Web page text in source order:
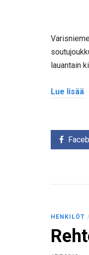
lauantain
Lue lisää
HENKILÖT